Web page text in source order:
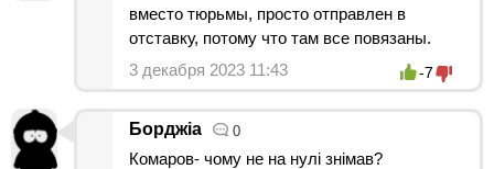
вместо тюрьмы, просто отправлен в
отставку, потому что там все повязаны.
3 декабря 2023 11:43
-7
Борджіа 0
Комаров- чому не на нулі знімав?